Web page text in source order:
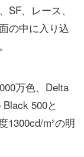
、レース、
の中に入り込
万色、Delta
500と
1300cd/m²の明